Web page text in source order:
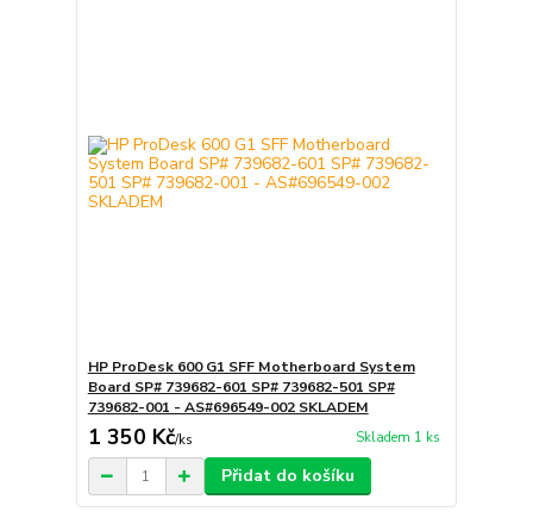
HP ProDesk 600 G1 SFF Motherboard System
Board SP# 739682-601 SP# 739682-501 SP#
739682-001 - AS#696549-002 SKLADEM
1 350 Kč/ks Skladem 1 ks
Přidat do košíku